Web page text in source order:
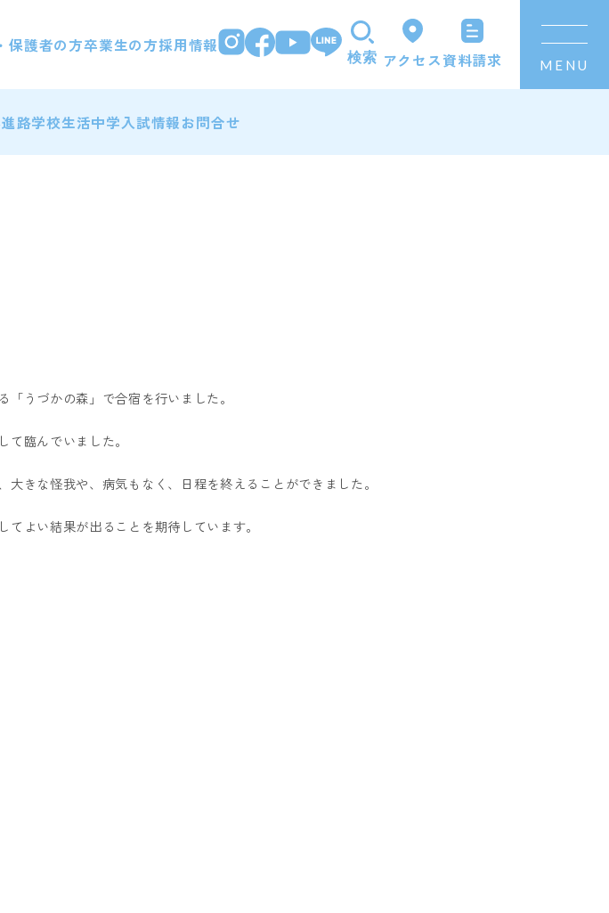
保護者の方卒業生の方採用情報
検索 アクセス資料請求 MENU
進路学校生活中学入試情報お問合せ
うづかの森」で合宿を行いました。
臨んでいました。
きな怪我や、病気もなく、日程を終えることができました。
よい結果が出ることを期待しています。